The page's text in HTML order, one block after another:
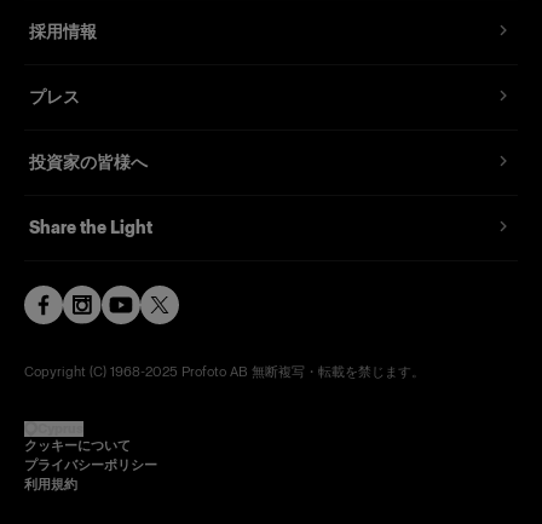
採用情報
プレス
投資家の皆様へ
Share the Light
Copyright (C) 1968-2025 Profoto AB 無断複写・転載を禁じます。
クッキーについて
プライバシーポリシー
利用規約